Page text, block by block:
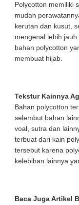
Polycotton memiliki
mudah
kerutan dan kusut,
mengenal lebih
bahan polycotton
membuat hijab.
Tekstur Kainnya
Bahan polycotton
selembut bahan
voal, sutra dan
terbuat dari kain
tersebut karena
kelebihan lainnya
Baca Juga Artikel